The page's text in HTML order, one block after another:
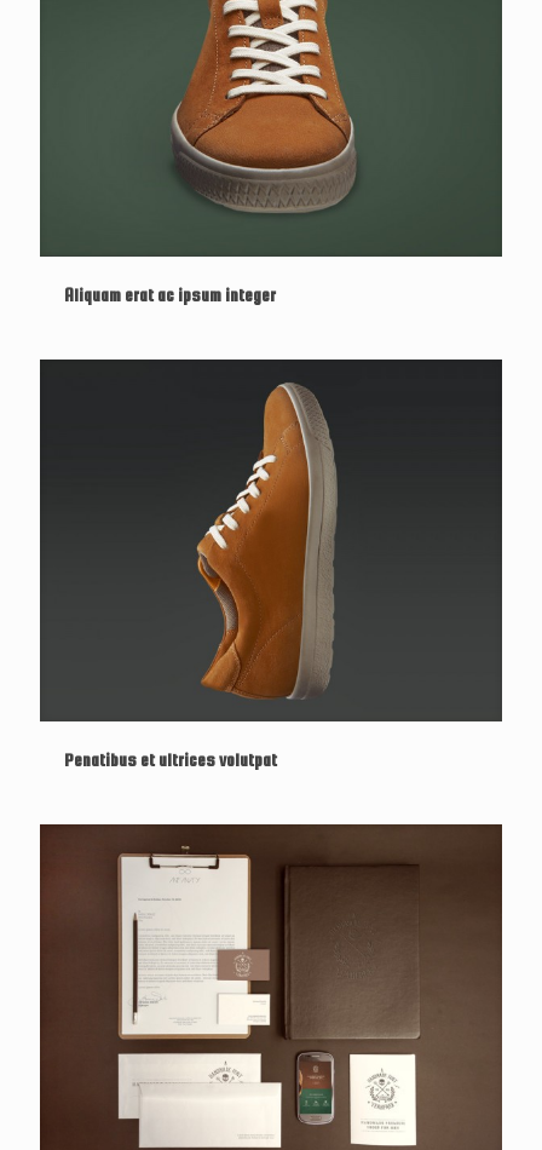
Aliquam erat ac ipsum integer
Penatibus et ultrices volutpat